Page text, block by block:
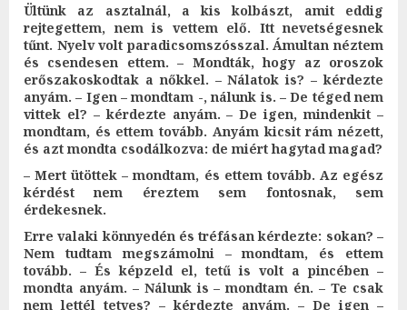
Ültünk az asztalnál, a kis kolbászt, amit eddig
rejtegettem, nem is vettem elő. Itt nevetségesnek
tűnt. Nyelv volt paradicsomszósszal. Ámultan néztem
és csendesen ettem. – Mondták, hogy az oroszok
erőszakoskodtak a nőkkel. – Nálatok is? – kérdezte
anyám. – Igen – mondtam -, nálunk is. – De téged nem
vittek el? – kérdezte anyám. – De igen, mindenkit –
mondtam, és ettem tovább. Anyám kicsit rám nézett,
és azt mondta csodálkozva: de miért hagytad magad?
– Mert ütöttek – mondtam, és ettem tovább. Az egész
kérdést nem éreztem sem fontosnak, sem
érdekesnek.
Erre valaki könnyedén és tréfásan kérdezte: sokan? –
Nem tudtam megszámolni – mondtam, és ettem
tovább. – És képzeld el, tetű is volt a pincében –
mondta anyám. – Nálunk is – mondtam én. – Te csak
nem lettél tetves? – kérdezte anyám. – De igen –